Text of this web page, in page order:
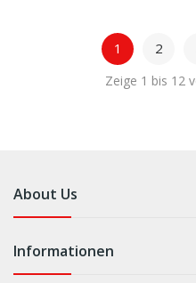
1 2
Zeige 1 bis 12
About Us
Informationen